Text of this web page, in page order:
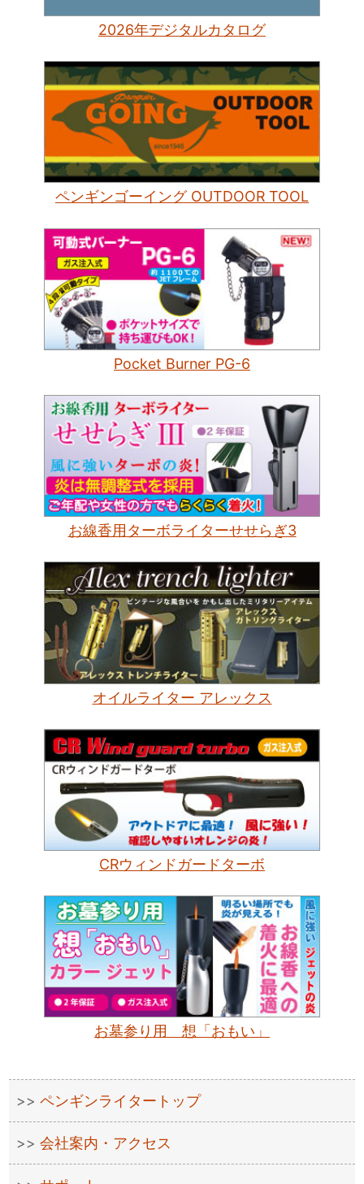
2026年デジタルカタログ
ペンギンゴーイング OUTDOOR TOOL
Pocket Burner PG-6
お線香用ターボライターせせらぎ3
オイルライター アレックス
CRウィンドガードターボ
お墓参り用 想「おもい」
ペンギンライタートップ
会社案内・アクセス